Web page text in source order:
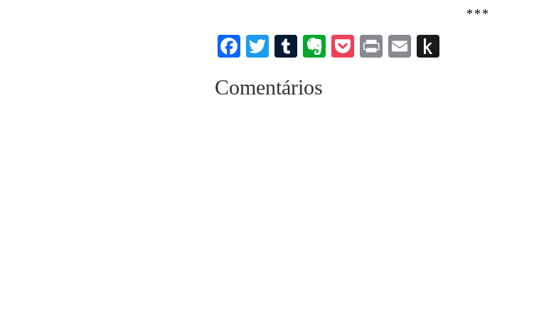
***
Facebook
TwitterTumblrEvernote
PocketPrintEmail
Comentários